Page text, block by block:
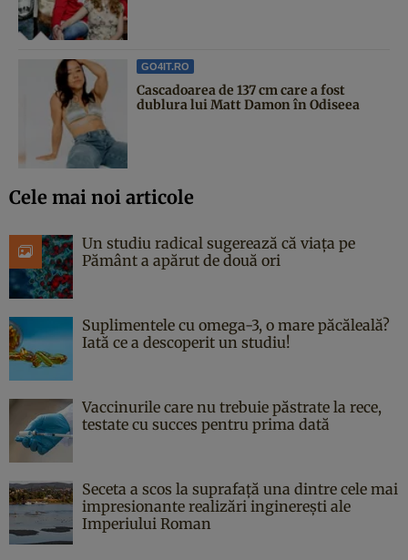
GO4IT.RO
Cascadoarea de 137 cm care a fost
dublura lui Matt Damon în Odiseea
Cele mai noi articole
Un studiu radical sugerează că viața pe
Pământ a apărut de două ori
Suplimentele cu omega-3, o mare păcăleală?
Iată ce a descoperit un studiu!
Vaccinurile care nu trebuie păstrate la rece,
testate cu succes pentru prima dată
Seceta a scos la suprafață una dintre cele mai
impresionante realizări inginerești ale
Imperiului Roman